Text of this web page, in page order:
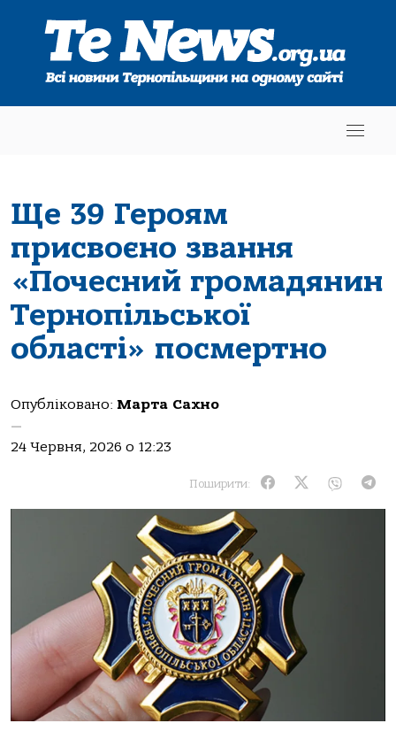
Ще 39 Героям
присвоєно звання
«Почесний громадянин
Тернопільської
області» посмертно
Опубліковано: Марта Сахно
—
24 Червня, 2026 о 12:23
Поширити: